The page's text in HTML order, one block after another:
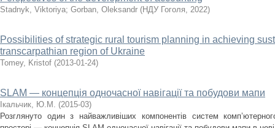
Stadnyk, Viktoriya; Gorban, Oleksandr (НДУ Гоголя, 2022)
Possibilities of strategic rural tourism planning in achieving
transcarpathian region of Ukraine
Tomey, Kristof (2013-01-24)
SLAM — концепція одночасної навігації та побудови мапи
Ікальчик, Ю.М. (2015-03)
Розглянуто один з найважливіших компонентів систем